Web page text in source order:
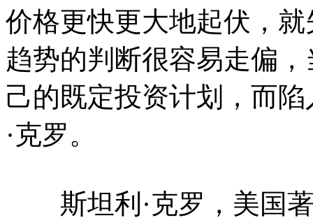
价格更快更大地起伏，
趋势的判断很容易走偏
己的既定投资计划，而
·克罗。
斯坦利·克罗，美国著